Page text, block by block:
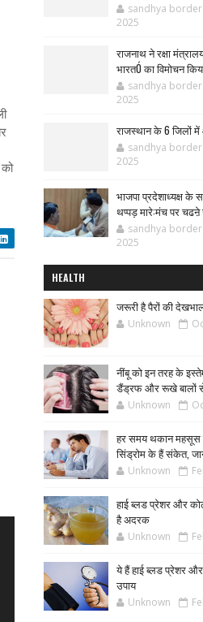
sandhya
2025
राजनाथ ने रक्षा
भारतÓ का विमोचन
sandhya
2025
राजस्थान के 6 जिलों
sandhya
2025
भाजपा प्रदेशाध्यक्ष
थप्पड़ मारे:मंच पर
sandhya
2025
HEALTH
जरूरी है पैरों की
Unknown
नींबू को इन तरह के
डैंड्रफ और रूखे बालों
Unknown
हर समय थकान महसूस
सिंड्रोम के हैं संकेत,
Unknown
हाई ब्लड प्रेशर और
है अदरक
Unknown
ये हैं हाई ब्लड प्रेशर
उपाय
Unknown